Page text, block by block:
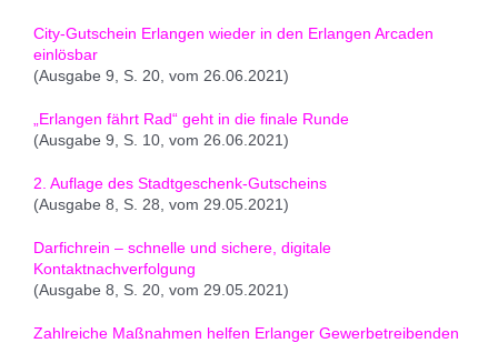
City-Gutschein Erlangen wieder in den Erlangen Arcaden
einlösbar
(Ausgabe 9, S. 20, vom 26.06.2021)
„Erlangen fährt Rad“ geht in die finale Runde
(Ausgabe 9, S. 10, vom 26.06.2021)
2. Auflage des Stadtgeschenk-Gutscheins
(Ausgabe 8, S. 28, vom 29.05.2021)
Darfichrein – schnelle und sichere, digitale
Kontaktnachverfolgung
(Ausgabe 8, S. 20, vom 29.05.2021)
Zahlreiche Maßnahmen helfen Erlanger Gewerbetreibenden